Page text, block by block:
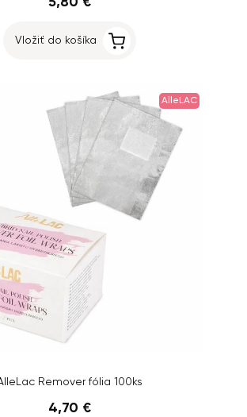
Vložiť do košíka
AlleLAC
Remover fólia 100ks
4,70 €